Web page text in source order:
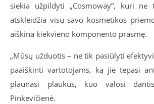
siekia užpildyti „Cosmoway“, kuri
atskleidžia visų savo kosmetikos
aiškina kiekvieno komponento prasmę.
„Mūsų užduotis – ne tik pasiūlyti
paaiškinti vartotojams, ką jie tepasi
plaunasi plaukus, kuo valosi
Pinkevičienė.